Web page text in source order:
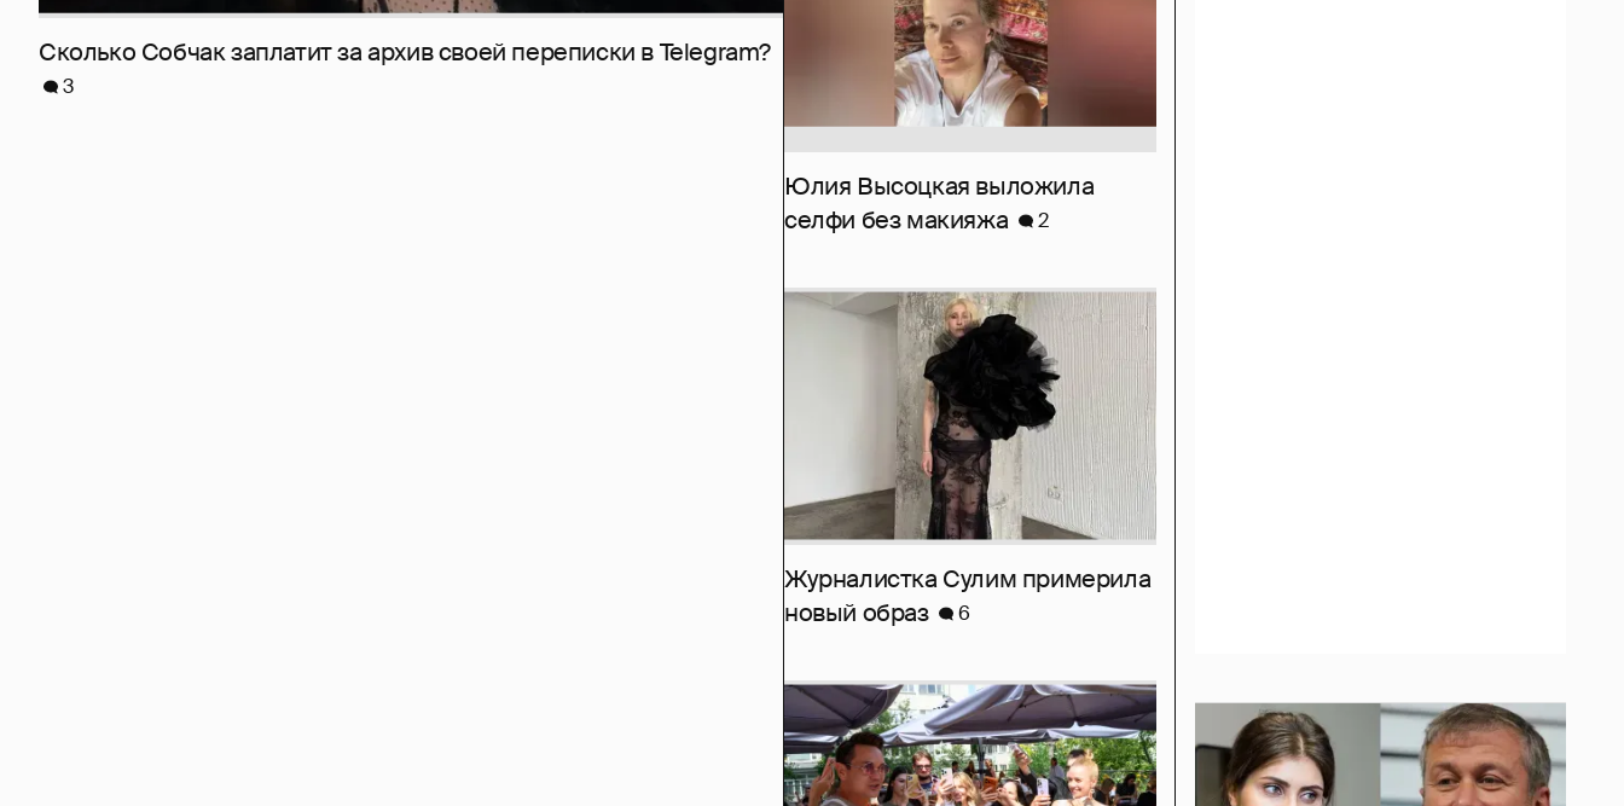
Сколько Собчак заплатит за архив своей перeписки в Telegram?
3
Юлия Высоцкая выложила
селфи без макияжа
2
Журналистка Сулим примерила
новый образ
6